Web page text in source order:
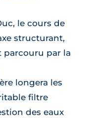
le cours de
structurant,
parcouru par la
longera les
filtre
des eaux